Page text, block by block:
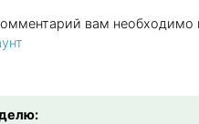
вам необходимо